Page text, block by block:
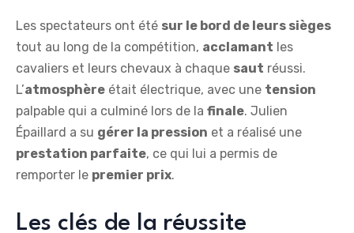
Les spectateurs ont été sur le bord de leurs sièges
tout au long de la compétition, acclamant les
cavaliers et leurs chevaux à chaque saut réussi.
L’atmosphère était électrique, avec une tension
palpable qui a culminé lors de la finale. Julien
Épaillard a su gérer la pression et a réalisé une
prestation parfaite, ce qui lui a permis de
remporter le premier prix.
Les clés de la réussite